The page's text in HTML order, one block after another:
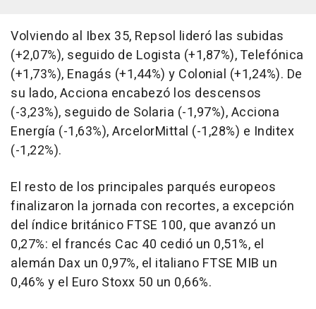
Volviendo al Ibex 35, Repsol lideró las subidas
(+2,07%), seguido de Logista (+1,87%), Telefónica
(+1,73%), Enagás (+1,44%) y Colonial (+1,24%). De
su lado, Acciona encabezó los descensos
(-3,23%), seguido de Solaria (-1,97%), Acciona
Energía (-1,63%), ArcelorMittal (-1,28%) e Inditex
(-1,22%).
El resto de los principales parqués europeos
finalizaron la jornada con recortes, a excepción
del índice británico FTSE 100, que avanzó un
0,27%: el francés Cac 40 cedió un 0,51%, el
alemán Dax un 0,97%, el italiano FTSE MIB un
0,46% y el Euro Stoxx 50 un 0,66%.